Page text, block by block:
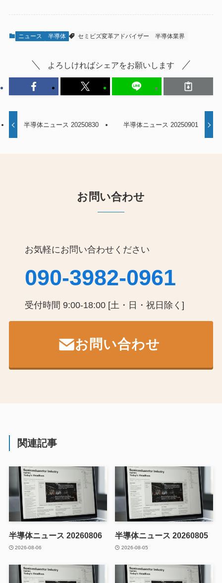
ニュース 半導体 セミビズ変革アドバイザー 半導体業界
よろしければシェアをお願いします
半導体ニュース 20250830 半導体ニュース 20250901
お問い合わせ
お気軽にお問い合わせください
090-3982-0961
受付時間 9:00-18:00 [土・日・祝日除く]
お問い合わせ
関連記事
半導体ニュース 20260806
2026-08-06
半導体ニュース 20260805
2026-08-05